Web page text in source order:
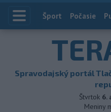
Index
Šport Počasie
Spravodajský portál
Štvrtok 6.
Meniny